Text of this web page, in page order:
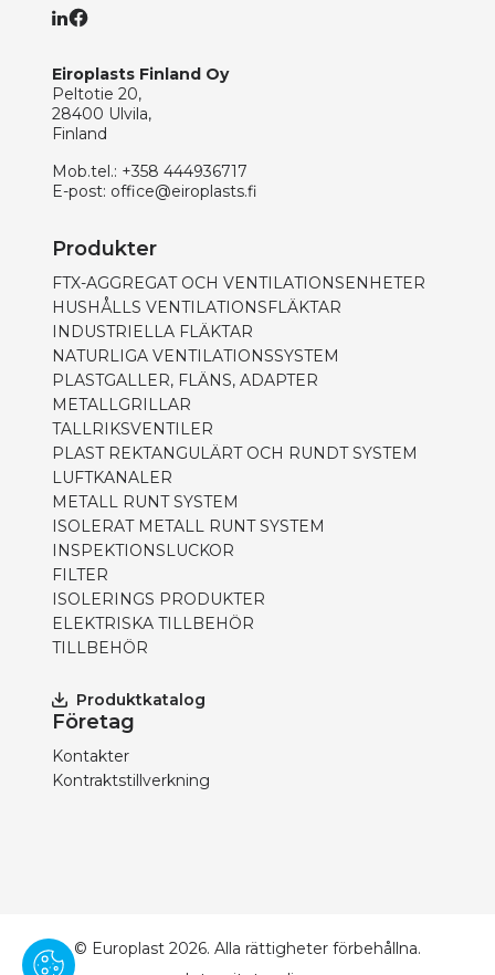
Eiroplasts Finland Oy
Peltotie 20,
28400 Ulvila,
Finland
Mob.tel.: +358 444936717
E-post: office@eiroplasts.fi
Produkter
FTX-AGGREGAT OCH VENTILATIONSENHETER
HUSHÅLLS VENTILATIONSFLÄKTAR
INDUSTRIELLA FLÄKTAR
NATURLIGA VENTILATIONSSYSTEM
PLASTGALLER, FLÄNS, ADAPTER
METALLGRILLAR
TALLRIKSVENTILER
PLAST REKTANGULÄRT OCH RUNDT SYSTEM
LUFTKANALER
METALL RUNT SYSTEM
ISOLERAT METALL RUNT SYSTEM
INSPEKTIONSLUCKOR
FILTER
ISOLERINGS PRODUKTER
ELEKTRISKA TILLBEHÖR
TILLBEHÖR
Produktkatalog
Företag
Kontakter
Kontraktstillverkning
© Europlast 2026. Alla rättigheter förbehållna.